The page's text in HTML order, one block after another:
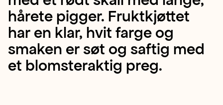
en
spennende,
eksotisk
frukt
hårete pigger. Fruktkjøttet
har en klar, hvit farge og
smaken er søt og saftig med
et blomsteraktig preg.